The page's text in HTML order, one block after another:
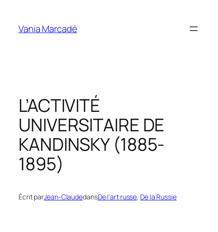
contenu
Vania Marcadé
L’ACTIVITÉ
UNIVERSITAIRE DE
KANDINSKY (1885-
1895)
Écrit parJean-ClaudedansDe l’art russe, De la Russie